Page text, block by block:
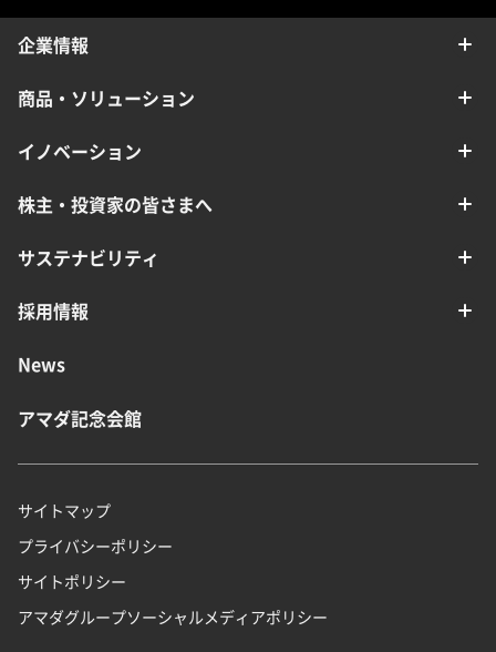
企業情報
商品・ソリューション
イノベーション
株主・投資家の皆さまへ
サステナビリティ
採用情報
News
アマダ記念会館
サイトマップ
プライバシーポリシー
サイトポリシー
アマダグループソーシャルメディアポリシー